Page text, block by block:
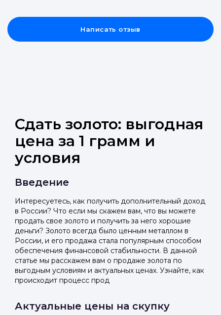
Написать отзыв
Сдать золото: выгодная
цена за 1 грамм и
условия
Введение
Интересуетесь, как получить дополнительный доход
в России? Что если мы скажем вам, что вы можете
продать свое золото и получить за него хорошие
деньги? Золото всегда было ценным металлом в
России, и его продажа стала популярным способом
обеспечения финансовой стабильности. В данной
статье мы расскажем вам о продаже золота по
выгодным условиям и актуальных ценах. Узнайте, как
происходит процесс прод
Актуальные цены на скупку